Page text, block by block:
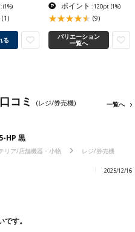
:(1%)
(1)
る
ポイント : 120pt (1%)
(9)
バリエーション
一覧へ
コミ (レジ/券売機) 一覧へ
HP 黒
リア/店舗機器・小物 レジ/券売機
2025/12/16
です。